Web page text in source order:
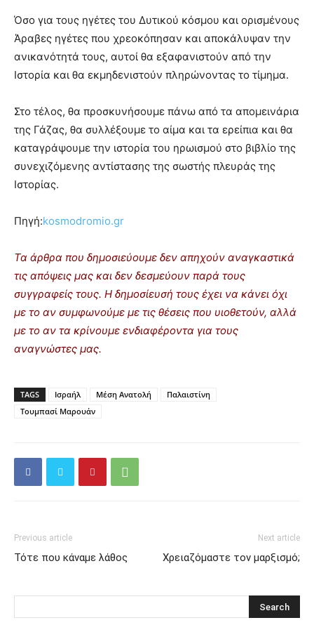
Όσο για τους ηγέτες του Δυτικού κόσμου και ορισμένους
Άραβες ηγέτες που χρεοκόπησαν και αποκάλυψαν την
ανικανότητά τους, αυτοί θα εξαφανιστούν από την
Ιστορία και θα εκμηδενιστούν πληρώνοντας το τίμημα.
Στο τέλος, θα προσκυνήσουμε πάνω από τα απομεινάρια
της Γάζας, θα συλλέξουμε το αίμα και τα ερείπια και θα
καταγράψουμε την ιστορία του ηρωισμού στο βιβλίο της
συνεχιζόμενης αντίστασης της σωστής πλευράς της
Ιστορίας.
Πηγή:kosmodromio.gr
Τα άρθρα που δημοσιεύουμε δεν απηχούν αναγκαστικά
τις απόψεις μας και δεν δεσμεύουν παρά τους
συγγραφείς τους. Η δημοσίευσή τους έχει να κάνει όχι
με το αν συμφωνούμε με τις θέσεις που υιοθετούν, αλλά
με το αν τα κρίνουμε ενδιαφέροντα για τους
αναγνώστες μας.
TAGS Ισραήλ Μέση Ανατολή
Παλαιστίνη
Τουμπασί Μαρουάν
Previous article
Τότε που κάναμε λάθος
Next article
Χρειαζόμαστε τον μαρξισμό;